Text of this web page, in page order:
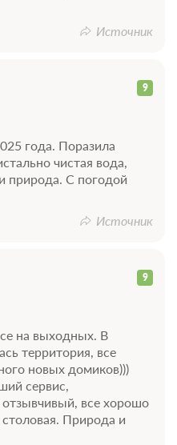
Источник
9
года. Поразила
чистая вода,
природа. С погодой
Источник
9
на выходных. В
территория, все
новых домиков)))
сервис,
все хорошо
Природа и